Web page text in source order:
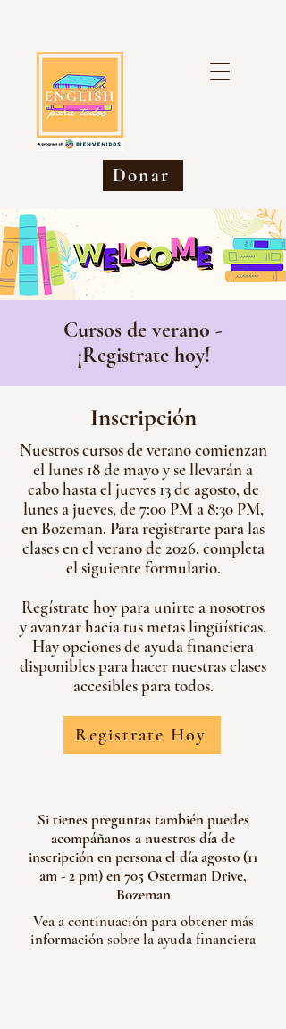
Donar
Cursos de verano -
¡Registrate hoy!
Inscripción
Nuestros cursos de verano comienzan
el lunes 18 de mayo y se llevarán a
cabo hasta el jueves 13 de agosto, de
lunes a jueves, de 7:00 PM a 8:30 PM,
en Bozeman. Para registrarte para las
clases en el verano de 2026, completa
el siguiente formulario.
Regístrate hoy para unirte a nosotros
y avanzar hacia tus metas lingüísticas.
Hay opciones de ayuda financiera
disponibles para hacer nuestras clases
accesibles para todos.
Registrate Hoy
Si tienes preguntas también puedes
acompáñanos a nuestros día de
inscripción en persona el día agosto (11
am - 2 pm) en 705 Osterman Drive,
Bozeman
Vea a continuación para obtener más
información sobre la ayuda financiera